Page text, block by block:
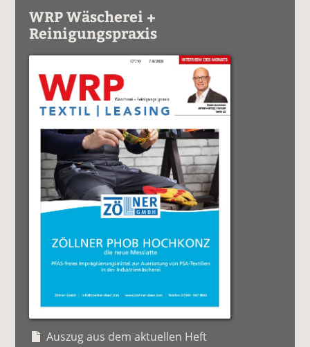
WRP Wäscherei +
Reinigungspraxis
Auszug aus dem aktuellen Heft